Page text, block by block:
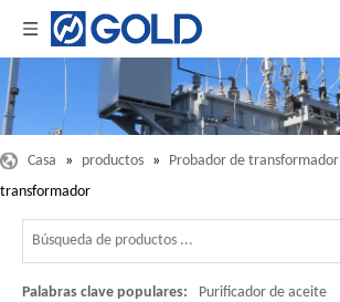
Casa » productos » Probador de transformador
transformador
Palabras clave populares: Purificador de aceite